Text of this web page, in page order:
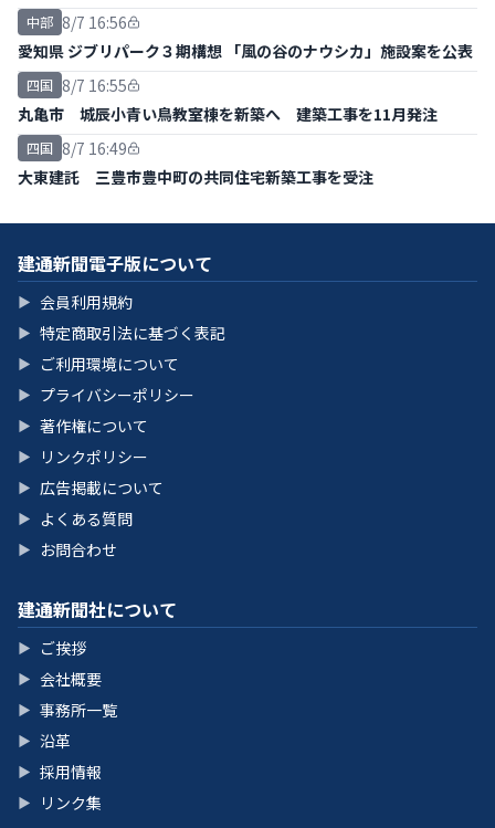
中部 8/7 16:56
愛知県 ジブリパーク３期構想 「風の谷のナウシカ」施設案を公表
四国 8/7 16:55
丸亀市 城辰小青い鳥教室棟を新築へ 建築工事を11月発注
四国 8/7 16:49
大東建託 三豊市豊中町の共同住宅新築工事を受注
建通新聞電子版について
▶ 会員利用規約
▶ 特定商取引法に基づく表記
▶ ご利用環境について
▶ プライバシーポリシー
▶ 著作権について
▶ リンクポリシー
▶ 広告掲載について
▶ よくある質問
▶ お問合わせ
建通新聞社について
▶ ご挨拶
▶ 会社概要
▶ 事務所一覧
▶ 沿革
▶ 採用情報
▶ リンク集